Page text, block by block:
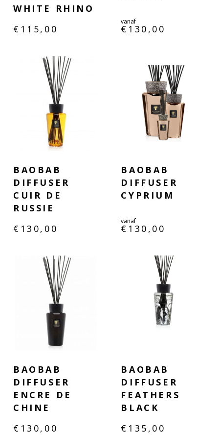
WHITE RHINO
€ 115,00
vanaf
€ 130,00
BAOBAB
DIFFUSER
CUIR DE
RUSSIE
€ 130,00
BAOBAB
DIFFUSER
CYPRIUM
vanaf
€ 130,00
BAOBAB
DIFFUSER
ENCRE DE
CHINE
€ 130,00
BAOBAB
DIFFUSER
FEATHERS
BLACK
€ 135,00